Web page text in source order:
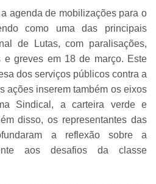
agenda de mobilizações para o
como uma das principais
de Lutas, com paralisações,
e greves em 18 de março. Este
dos serviços públicos contra a
ações inserem também os eixos
Sindical, a carteira verde e
disso, os representantes das
a reflexão sobre a
aos desafios da classe